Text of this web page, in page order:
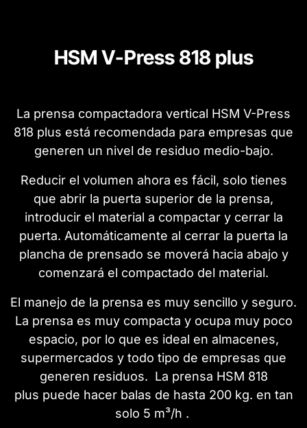
HSM V-Press 818 plus
La prensa compactadora vertical HSM V-Press
818 plus está recomendada para empresas que
generen un nivel de residuo medio-bajo.
Reducir el volumen ahora es fácil, solo tienes
que abrir la puerta superior de la prensa,
introducir el material a compactar y cerrar la
puerta. Automáticamente al cerrar la puerta la
plancha de prensado se moverá hacia abajo y
comenzará el compactado del material.
El manejo de la prensa es muy sencillo y seguro.
La prensa es muy compacta y ocupa muy poco
espacio, por lo que es ideal en almacenes,
supermercados y todo tipo de empresas que
generen residuos. La prensa HSM 818
plus puede hacer balas de hasta 200 kg. en tan
solo 5 m³/h .